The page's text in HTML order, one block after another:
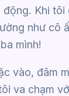
Khi tôi
như cô
mình!
vào, đâm
va chạm